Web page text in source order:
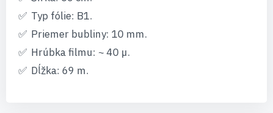
Typ fólie: B1.
Priemer bubliny: 10 mm.
Hrúbka filmu: ~ 40 µ.
Dĺžka: 69 m.